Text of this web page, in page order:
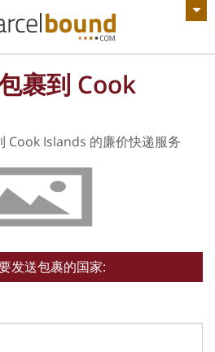
所有公告
裹到 Cook
Cook Islands 的廉价快递服务
发送包裹的国家: